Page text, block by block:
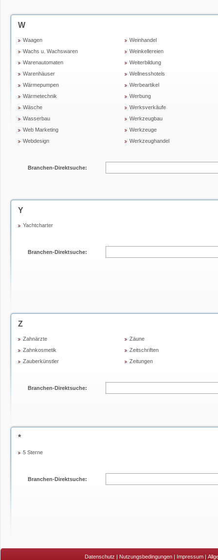
W
Waagen
Wachs u. Wachswaren
Warenautomaten
Warenhäuser
Wärmepumpen
Wärmetechnik
Wäsche
Wasserbau
Web Marketing
Webdesign
Weinhandel
Weinkellereien
Weiterbildung
Wellnesshotels
Werbeartikel
Werbung
Werksverkäufe
Werkzeugbau
Werkzeuge
Werkzeughandel
Branchen-Direktsuche:
Y
Yachtcharter
Branchen-Direktsuche:
Z
Zahnärzte
Zahnkosmetik
Zauberkünstler
Zäune
Zeitschriften
Zeitungen
Branchen-Direktsuche:
*
5 Sterne
Branchen-Direktsuche:
Datenschutz | Nutzungsbedingungen | Impressum |